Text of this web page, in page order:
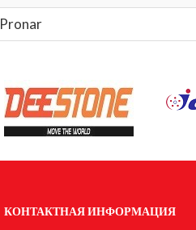
Pronar
КОНТАКТНАЯ ИНФОРМАЦИЯ